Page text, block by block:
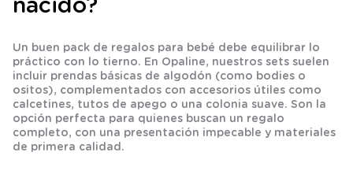
nacido?
Un buen pack de regalos para bebé debe equilibrar lo
práctico con lo tierno. En Opaline, nuestros sets suelen
incluir prendas básicas de algodón (como bodies o
ositos), complementados con accesorios útiles como
calcetines, tutos de apego o una colonia suave. Son la
opción perfecta para quienes buscan un regalo
completo, con una presentación impecable y materiales
de primera calidad.